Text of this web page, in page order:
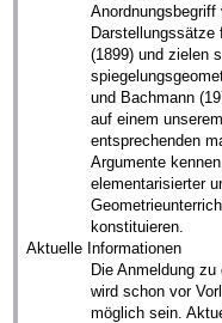
Anordnungsbegriff
Darstellungssätze
(1899) und zielen
und Bachmann
auf einem
entsprechenden
Argumente
elementarisierter
konstituieren.
Aktuelle Informationen
Die Anmeldung
wird schon vor
möglich sein.